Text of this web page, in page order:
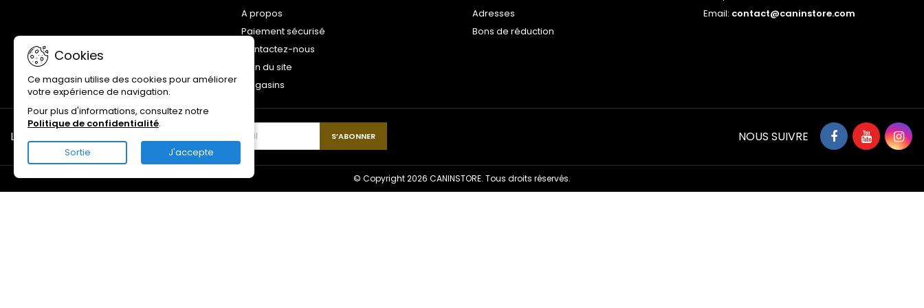
A propos
Paiement sécurisé
Contactez-nous
Plan du site
Magasins
Adresses
Bons de réduction
Email: contact@caninstore.com
Cookies
Ce magasin utilise des cookies pour améliorer
votre expérience de navigation.
Pour plus d'informations, consultez notre
Politique de confidentialité.
Sortie J'accepte
LETTRE D'INFORMATIONS NOUS SUIVRE
© Copyright 2026 CANINSTORE. Tous droits réservés.